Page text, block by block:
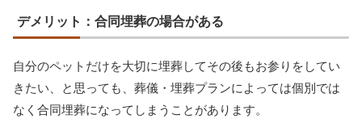
デメリット：合同埋葬の場合がある
自分のペットだけを大切に埋葬してその後もお参りをしてい
きたい、と思っても、葬儀・埋葬プランによっては個別では
なく合同埋葬になってしまうことがあります。